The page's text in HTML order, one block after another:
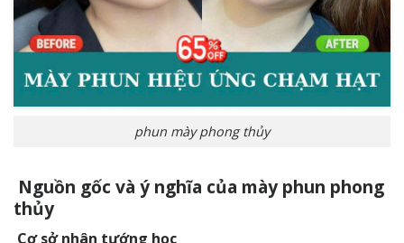
phun mày phong thủy
Nguồn gốc và ý nghĩa của mày phun phong
thủy
Cơ sở nhân tướng học